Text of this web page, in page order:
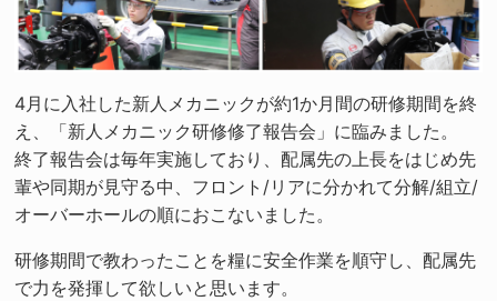
4月に入社した新人メカニックが約1か月間の研修期間を終
え、「新人メカニック研修修了報告会」に臨みました。
終了報告会は毎年実施しており、配属先の上長をはじめ先
輩や同期が見守る中、フロント/リアに分かれて分解/組立/
オーバーホールの順におこないました。
研修期間で教わったことを糧に安全作業を順守し、配属先
で力を発揮して欲しいと思います。